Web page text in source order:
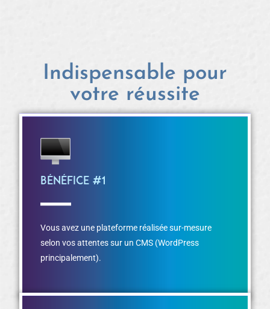
Indispensable pour
votre réussite
Bénéfice #1
Vous avez une plateforme réalisée sur-mesure
selon vos attentes sur un CMS (WordPress
principalement).